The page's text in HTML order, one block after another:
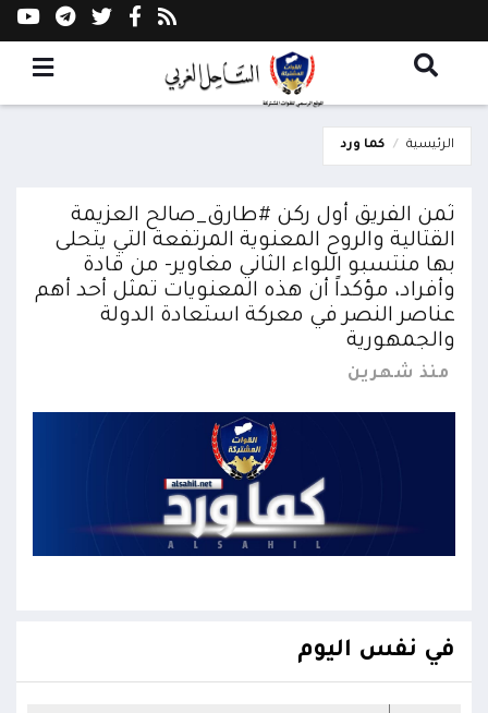
الرئيسية كما ورد
ثمن الفريق أول ركن #طارق_صالح العزيمة
القتالية والروح المعنوية المرتفعة التي يتحلى
بها منتسبو اللواء الثاني مغاوير- من قادة
وأفراد، مؤكداً أن هذه المعنويات تمثل أحد أهم
عناصر النصر في معركة استعادة الدولة
والجمهورية
منذ شهرين
في نفس اليوم